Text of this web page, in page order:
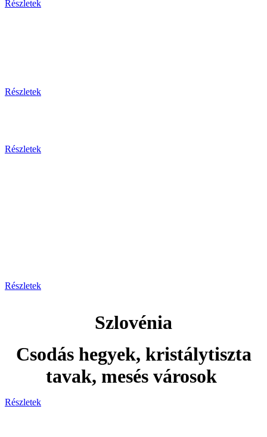
Részletek
Részletek
Részletek
Részletek
Szlovénia
Csodás hegyek, kristálytiszta
tavak, mesés városok
Részletek